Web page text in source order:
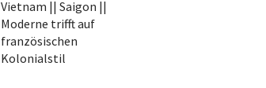
Vietnam || Saigon ||
Moderne trifft auf
französischen
Kolonialstil